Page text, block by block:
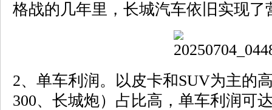
格战的几年里，长城汽车依旧实现
2、单车利润。以皮卡和SUV为主的
300、长城炮）占比高，单车利润可